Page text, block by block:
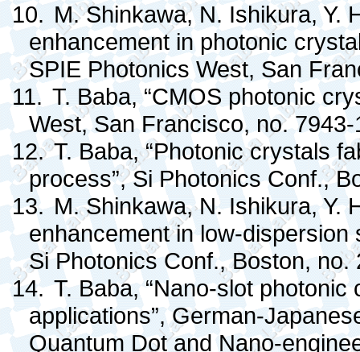
10. M. Shinkawa, N. Ishikura, Y.
enhancement in photonic
SPIE Photonics West, San
11. T. Baba, “CMOS photonic
West, San Francisco, no.
12. T. Baba, “Photonic crystals
process”, Si Photonics Conf.,
13. M. Shinkawa, N. Ishikura, Y.
enhancement in low-dispersion
Si Photonics Conf., Boston, no.
14. T. Baba, “Nano-slot
applications”, German-
Quantum Dot and Nano-